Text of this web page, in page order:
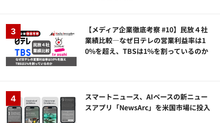
【メディア企業徹底考察 #10】民放４社
業績比較―なぜ日テレの営業利益率は1
0%を超え、TBSは1%を割っているのか
スマートニュース、AIベースの新ニュー
スアプリ「NewsArc」を米国市場に投入